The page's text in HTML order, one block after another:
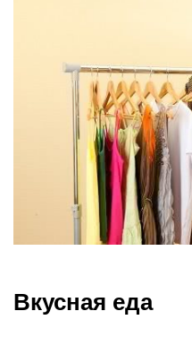
Вкусная еда